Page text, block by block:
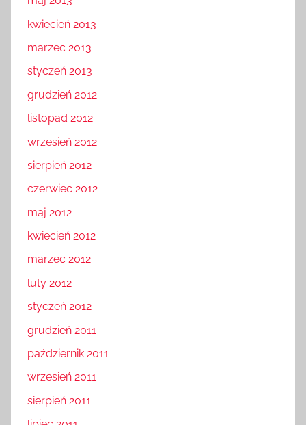
kwiecień 2013
marzec 2013
styczeń 2013
grudzień 2012
listopad 2012
wrzesień 2012
sierpień 2012
czerwiec 2012
maj 2012
kwiecień 2012
marzec 2012
luty 2012
styczeń 2012
grudzień 2011
październik 2011
wrzesień 2011
sierpień 2011